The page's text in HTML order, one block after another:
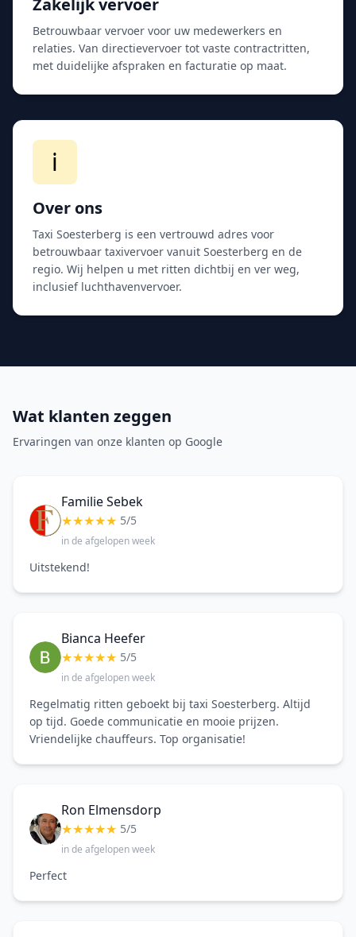
Zakelijk vervoer
Betrouwbaar vervoer voor uw medewerkers en
relaties. Van directievervoer tot vaste contractritten,
met duidelijke afspraken en facturatie op maat.
ℹ️
Over ons
Taxi Soesterberg is een vertrouwd adres voor
betrouwbaar taxivervoer vanuit Soesterberg en de
regio. Wij helpen u met ritten dichtbij en ver weg,
inclusief luchthavenvervoer.
Wat klanten zeggen
Ervaringen van onze klanten op Google
Familie Sebek
★★★★★ 5/5
in de afgelopen week
Uitstekend!
Bianca Heefer
★★★★★ 5/5
in de afgelopen week
Regelmatig ritten geboekt bij taxi Soesterberg. Altijd
op tijd. Goede communicatie en mooie prijzen.
Vriendelijke chauffeurs. Top organisatie!
Ron Elmensdorp
★★★★★ 5/5
in de afgelopen week
Perfect